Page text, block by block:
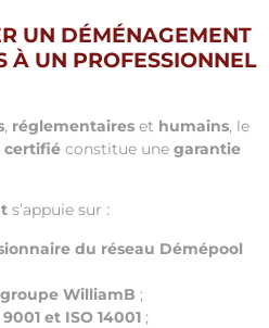
UN DÉMÉNAGEMENT
À UN PROFESSIONNEL
, réglementaires et humains, le
certifié constitue une garantie
s’appuie sur :
du réseau Démépool
groupe WilliamB ;
et ISO 14001 ;